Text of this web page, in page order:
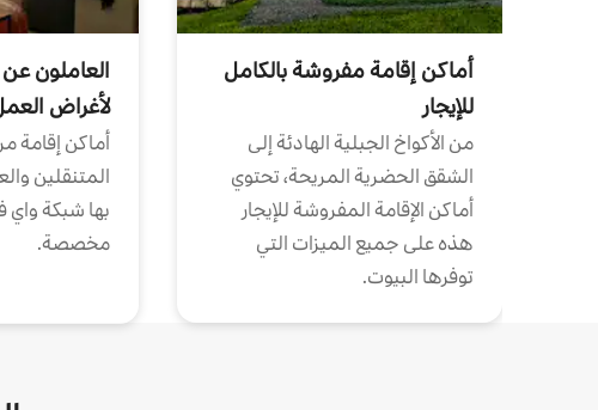
أماكن إقامة مفروشة بالكامل
للإيجار
من الأكواخ الجبلية الهادئة إلى
الشقق الحضرية المريحة، تحتوي
أماكن الإقامة المفروشة للإيجار
هذه على جميع الميزات التي
توفرها البيوت.
العاملون
لأغراض
أماكن إقامة
المتنقلين
بها شبكة
مخصصة.